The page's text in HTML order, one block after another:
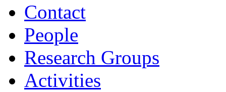
Contact
People
Research Groups
Activities